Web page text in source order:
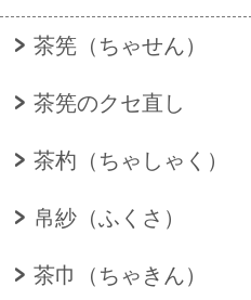
茶筅（ちゃせん）
茶筅のクセ直し
茶杓（ちゃしゃく）
帛紗（ふくさ）
茶巾（ちゃきん）